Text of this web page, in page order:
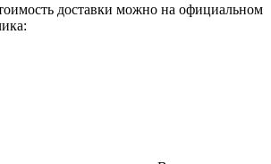
доставки можно на официальном